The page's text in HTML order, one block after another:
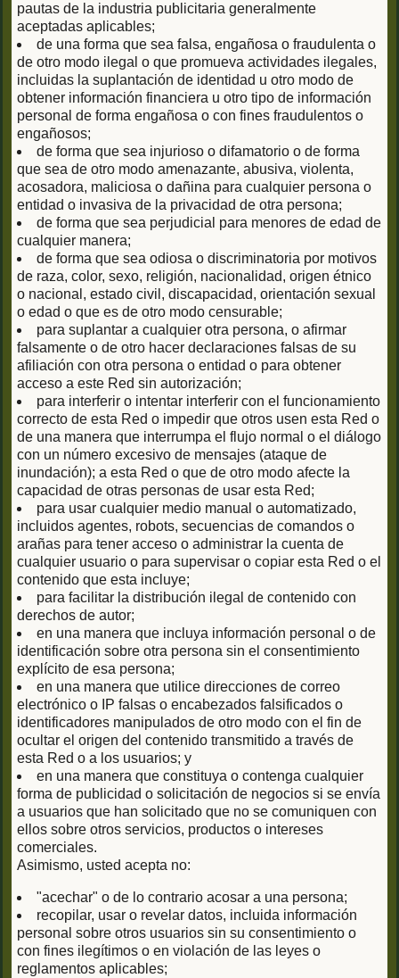
pautas de la industria publicitaria generalmente
aceptadas aplicables;
de una forma que sea falsa, engañosa o fraudulenta o
de otro modo ilegal o que promueva actividades ilegales,
incluidas la suplantación de identidad u otro modo de
obtener información financiera u otro tipo de información
personal de forma engañosa o con fines fraudulentos o
engañosos;
de forma que sea injurioso o difamatorio o de forma
que sea de otro modo amenazante, abusiva, violenta,
acosadora, maliciosa o dañina para cualquier persona o
entidad o invasiva de la privacidad de otra persona;
de forma que sea perjudicial para menores de edad de
cualquier manera;
de forma que sea odiosa o discriminatoria por motivos
de raza, color, sexo, religión, nacionalidad, origen étnico
o nacional, estado civil, discapacidad, orientación sexual
o edad o que es de otro modo censurable;
para suplantar a cualquier otra persona, o afirmar
falsamente o de otro hacer declaraciones falsas de su
afiliación con otra persona o entidad o para obtener
acceso a este Red sin autorización;
para interferir o intentar interferir con el funcionamiento
correcto de esta Red o impedir que otros usen esta Red o
de una manera que interrumpa el flujo normal o el diálogo
con un número excesivo de mensajes (ataque de
inundación); a esta Red o que de otro modo afecte la
capacidad de otras personas de usar esta Red;
para usar cualquier medio manual o automatizado,
incluidos agentes, robots, secuencias de comandos o
arañas para tener acceso o administrar la cuenta de
cualquier usuario o para supervisar o copiar esta Red o el
contenido que esta incluye;
para facilitar la distribución ilegal de contenido con
derechos de autor;
en una manera que incluya información personal o de
identificación sobre otra persona sin el consentimiento
explícito de esa persona;
en una manera que utilice direcciones de correo
electrónico o IP falsas o encabezados falsificados o
identificadores manipulados de otro modo con el fin de
ocultar el origen del contenido transmitido a través de
esta Red o a los usuarios; y
en una manera que constituya o contenga cualquier
forma de publicidad o solicitación de negocios si se envía
a usuarios que han solicitado que no se comuniquen con
ellos sobre otros servicios, productos o intereses
comerciales.
Asimismo, usted acepta no:
"acechar" o de lo contrario acosar a una persona;
recopilar, usar o revelar datos, incluida información
personal sobre otros usuarios sin su consentimiento o
con fines ilegítimos o en violación de las leyes o
reglamentos aplicables;